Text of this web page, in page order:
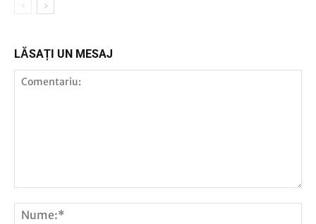
LĂSAȚI UN MESAJ